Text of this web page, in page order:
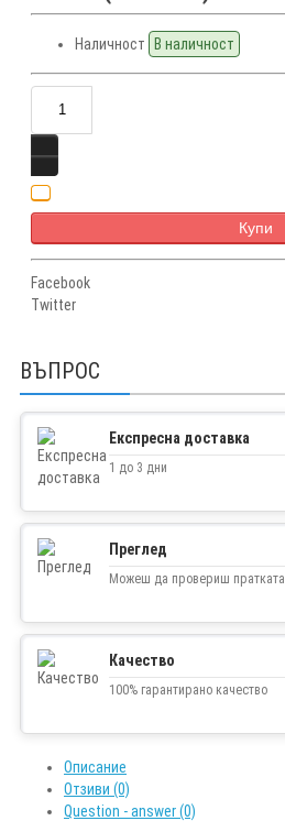
Наличност В наличност
Купи
Facebook
Twitter
ВЪПРОС
Експресна доставка
1 до 3 дни
Преглед
Можеш да провериш пратката
Качество
100% гарантирано качество
Описание
Отзиви (0)
Question - answer (0)